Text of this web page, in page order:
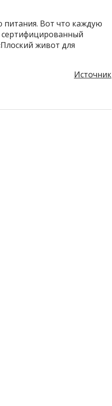
питания. Вот что каждую
сертифицированный
живот для
Источник